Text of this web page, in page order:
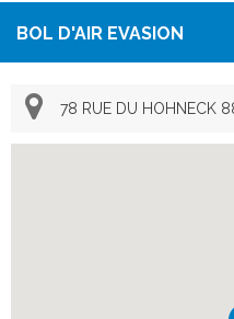
BOL D'AIR EVASION
78 RUE DU HOHNECK